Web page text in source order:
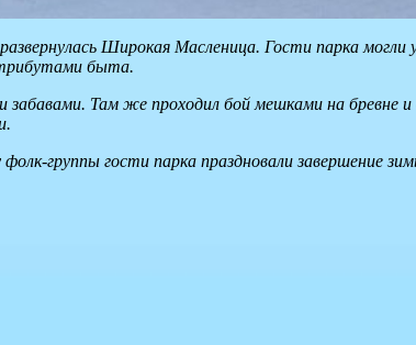
Широкая Масленица. Гости парка
быта.
Там же проходил бой мешками на бревне и
группы гости парка праздновали завершение